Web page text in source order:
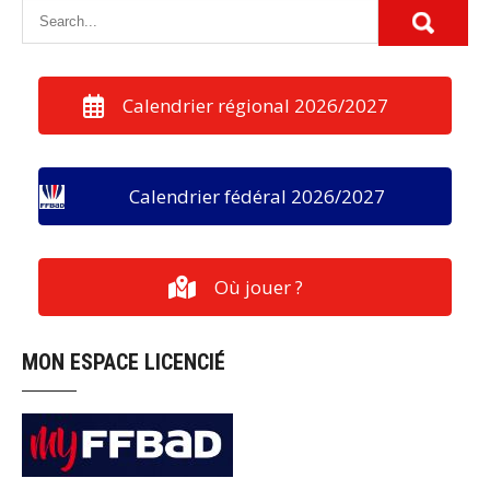
Calendrier régional 2026/2027
Calendrier fédéral 2026/2027
Où jouer ?
MON ESPACE LICENCIÉ